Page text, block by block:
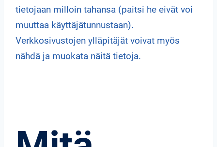
tietojaan milloin tahansa (paitsi he eivät voi
muuttaa käyttäjätunnustaan).
Verkkosivustojen ylläpitäjät voivat myös
nähdä ja muokata näitä tietoja.